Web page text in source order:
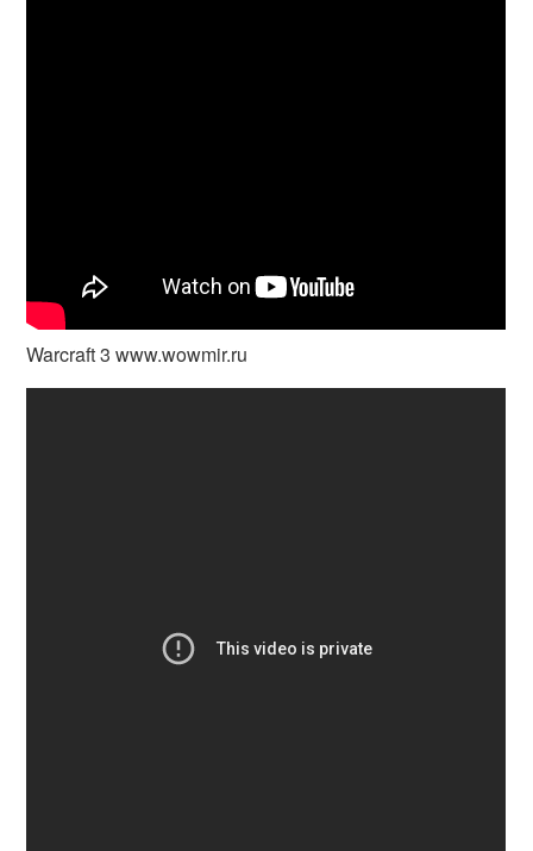
Warcraft 3 www.wowmir.ru